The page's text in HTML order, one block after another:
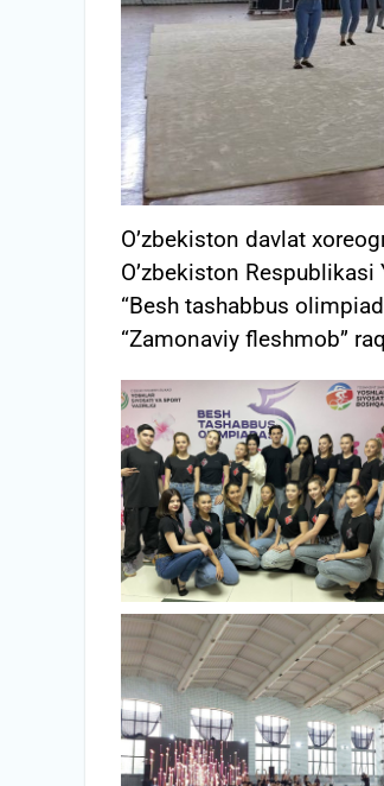
O’zbekiston davlat
O’zbekiston
“Besh tashabbus
“Zamonaviy fleshmob”